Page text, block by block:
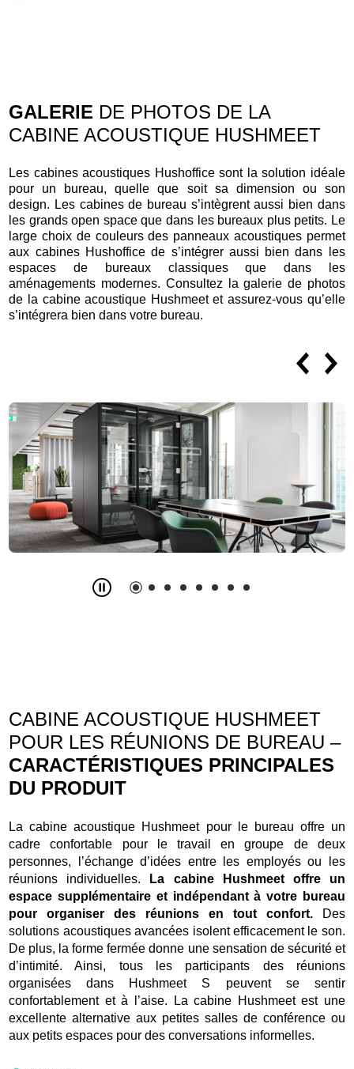
GALERIE DE PHOTOS DE LA
CABINE ACOUSTIQUE HUSHMEET
Les cabines acoustiques Hushoffice sont la solution idéale
pour un bureau, quelle que soit sa dimension ou son
design. Les cabines de bureau s’intègrent aussi bien dans
les grands open space que dans les bureaux plus petits. Le
large choix de couleurs des panneaux acoustiques permet
aux cabines Hushoffice de s’intégrer aussi bien dans les
espaces de bureaux classiques que dans les
aménagements modernes. Consultez la galerie de photos
de la cabine acoustique Hushmeet et assurez-vous qu’elle
s’intégrera bien dans votre bureau.
CABINE ACOUSTIQUE HUSHMEET
POUR LES RÉUNIONS DE BUREAU –
CARACTÉRISTIQUES PRINCIPALES
DU PRODUIT
La cabine acoustique Hushmeet pour le bureau offre un
cadre confortable pour le travail en groupe de deux
personnes, l’échange d’idées entre les employés ou les
réunions individuelles.
La cabine Hushmeet offre un
espace supplémentaire et indépendant à votre bureau
pour organiser des réunions en tout confort.Des
solutions acoustiques avancées isolent efficacement le son.
De plus, la forme fermée donne une sensation de sécurité et
d’intimité. Ainsi, tous les participants des réunions
organisées dans Hushmeet S peuvent se sentir
confortablement et à l’aise. La cabine Hushmeet est une
excellente alternative aux petites salles de conférence ou
aux petits espaces pour des conversations informelles.